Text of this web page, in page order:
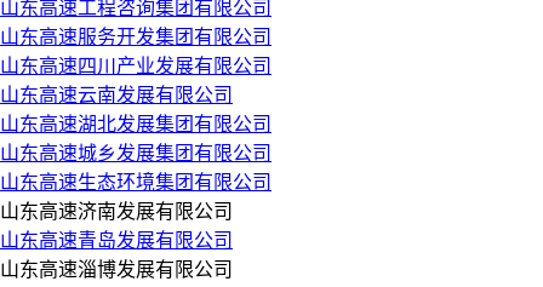
山东高速工程咨询集团有限公司
山东高速服务开发集团有限公司
山东高速四川产业发展有限公司
山东高速云南发展有限公司
山东高速湖北发展集团有限公司
山东高速城乡发展集团有限公司
山东高速生态环境集团有限公司
山东高速济南发展有限公司
山东高速青岛发展有限公司
山东高速淄博发展有限公司